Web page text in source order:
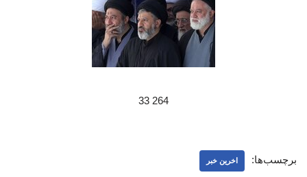
264 33
برچسب‌ها: اخرین خبر